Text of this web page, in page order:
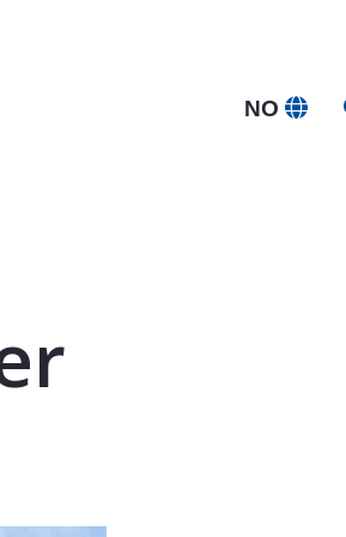
NO